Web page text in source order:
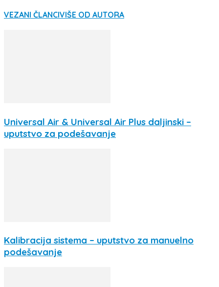
VEZANI ČLANCIVIŠE OD AUTORA
Universal Air & Universal Air Plus daljinski –
uputstvo za podešavanje
Kalibracija sistema – uputstvo za manuelno
podešavanje